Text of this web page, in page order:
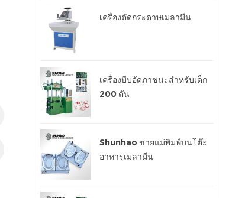
เครื่องตัดกระดาษเมลามีน
เครื่องบีบอัดภาชนะสำหรับเด็ก
200 ตัน
Shunhao ขายแม่พิมพ์บนโต๊ะ
อาหารเมลามีน